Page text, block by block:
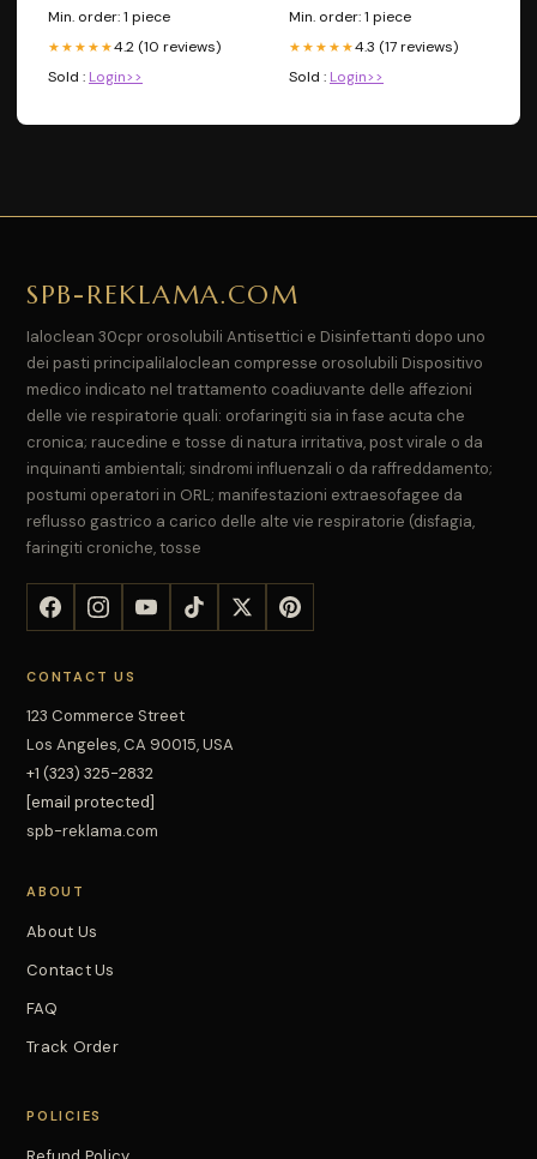
Min. order: 1 piece
★★★★★4.2 (10 reviews)
Sold : Login>>
Min. order: 1 piece
★★★★★4.3 (17 reviews)
Sold : Login>>
SPB-REKLAMA.COM
Ialoclean 30cpr orosolubili Antisettici e Disinfettanti dopo uno
dei pasti principaliIaloclean compresse orosolubili Dispositivo
medico indicato nel trattamento coadiuvante delle affezioni
delle vie respiratorie quali: orofaringiti sia in fase acuta che
cronica; raucedine e tosse di natura irritativa, post virale o da
inquinanti ambientali; sindromi influenzali o da raffreddamento;
postumi operatori in ORL; manifestazioni extraesofagee da
reflusso gastrico a carico delle alte vie respiratorie (disfagia,
faringiti croniche, tosse
CONTACT US
123 Commerce Street
Los Angeles, CA 90015, USA
+1 (323) 325-2832
[email protected]
spb-reklama.com
ABOUT
About Us
Contact Us
FAQ
Track Order
POLICIES